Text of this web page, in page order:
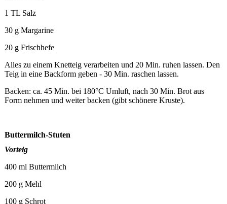
1 TL Salz
30 g Margarine
20 g Frischhefe
Alles zu einem Knetteig verarbeiten und 20 Min. ruhen lassen. Den
Teig in eine Backform geben - 30 Min. raschen lassen.
Backen: ca. 45 Min. bei 180°C Umluft, nach 30 Min. Brot aus
Form nehmen und weiter backen (gibt schönere Kruste).
Buttermilch-Stuten
Vorteig
400 ml Buttermilch
200 g Mehl
100 g Schrot